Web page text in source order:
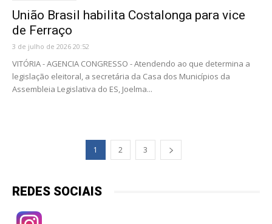
União Brasil habilita Costalonga para vice
de Ferraço
3 de julho de 2026 20:52
VITÓRIA - AGENCIA CONGRESSO - Atendendo ao que determina a
legislação eleitoral, a secretária da Casa dos Municípios da
Assembleia Legislativa do ES, Joelma...
1 2 3
REDES SOCIAIS